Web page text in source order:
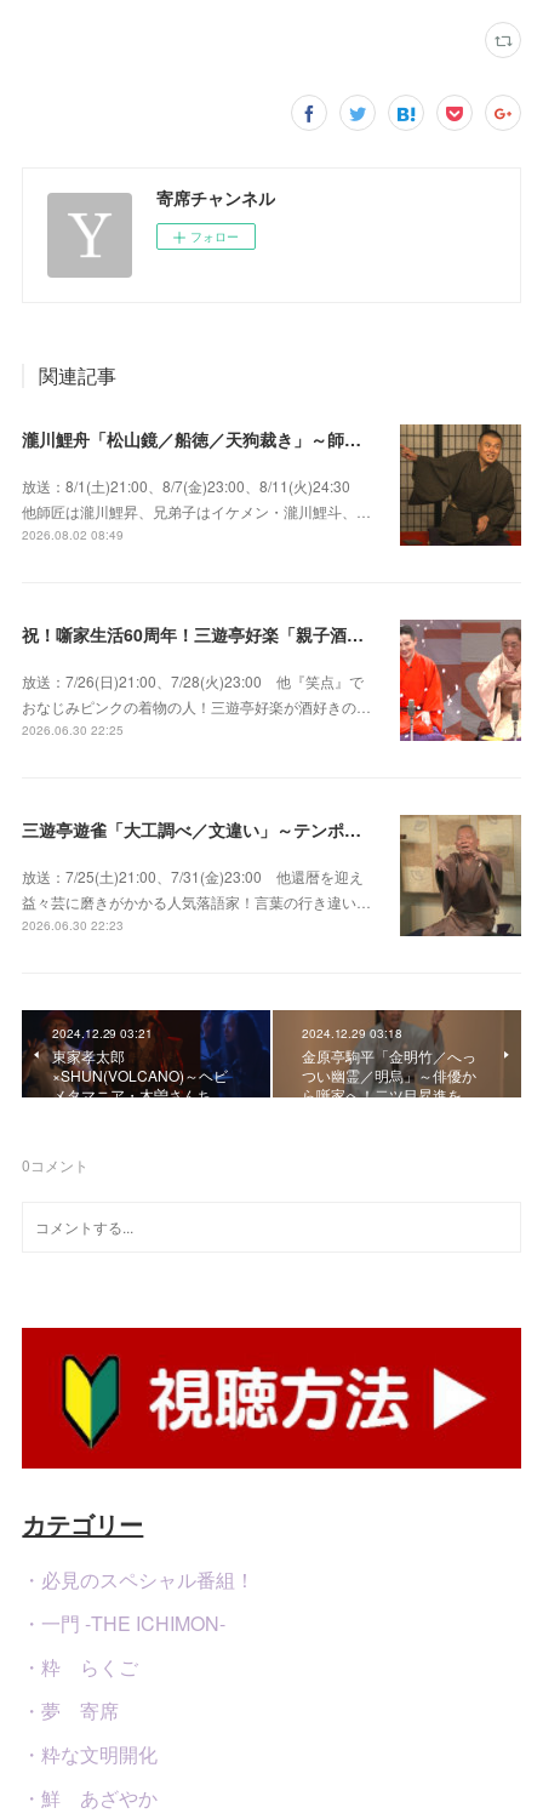
寄席チャンネル
フォロー
関連記事
瀧川鯉舟「松山鏡／船徳／天狗裁き」～師匠はあの唯一無二の雰囲気で爆笑をさらう瀧川鯉昇！
放送：8/1(土)21:00、8/7(金)23:00、8/11(火)24:30
他師匠は瀧川鯉昇、兄弟子はイケメン・瀧川鯉斗、…
2026.08.02 08:49
祝！噺家生活60周年！三遊亭好楽「親子酒」錦笑亭満堂「桜ん坊」～満堂フェス2026
放送：7/26(日)21:00、7/28(火)23:00 他『笑点』で
おなじみピンクの着物の人！三遊亭好楽が酒好きの…
2026.06.30 22:25
三遊亭遊雀「大工調べ／文違い」～テンポよくたたみかける語り口で人気・実力とも屈指！
放送：7/25(土)21:00、7/31(金)23:00 他還暦を迎え
益々芸に磨きがかかる人気落語家！言葉の行き違い…
2026.06.30 22:23
2024.12.29 03:21
東家孝太郎
×SHUN(VOLCANO)～ヘビ
メタマニア・木曽さんち…
2024.12.29 03:18
金原亭駒平「金明竹／へっ
つい幽霊／明烏」～俳優か
ら噺家へ！二ツ目昇進を…
0コメント
カテゴリー
・必見のスペシャル番組！
・一門 -THE ICHIMON-
・粋 らくご
・夢 寄席
・粋な文明開化
・鮮 あざやか